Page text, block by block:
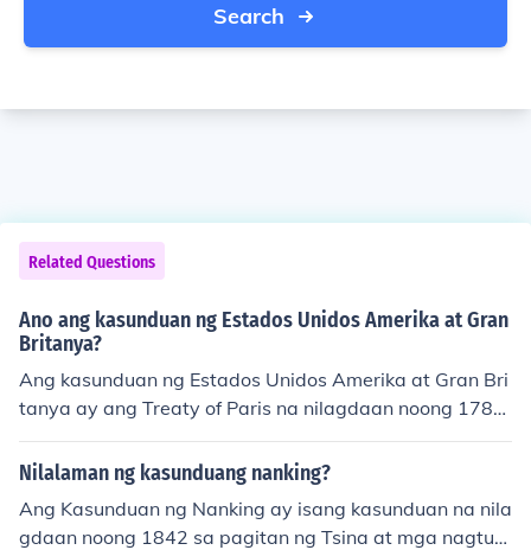
Search
Related Questions
Ano ang kasunduan ng Estados Unidos Amerika at Gran
Britanya?
Ang kasunduan ng Estados Unidos Amerika at Gran Bri
tanya ay ang Treaty of Paris na nilagdaan noong 1783.
Sa kasunduang ito, kinilala ng Gran Britanya ang kasari
nlan ng Estados Unidos at itinalaga ang mga hanggan
as ng Rebolusyong Amerikano.
Nilalaman ng kasunduang nanking?
Ang Kasunduan ng Nanking ay isang kasunduan na nila
gdaan noong 1842 sa pagitan ng Tsina at mga nagtutu